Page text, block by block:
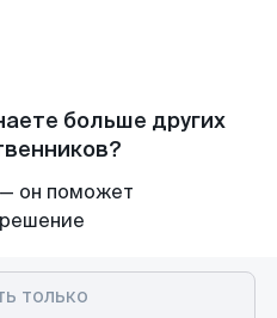
больше других
он поможет